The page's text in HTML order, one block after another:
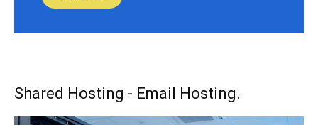
Shared Hosting - Email Hosting.